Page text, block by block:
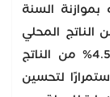
470 مليار جنيه بموازنة السنة
2023/2024 بنسبة 4% من الناتج المحلي
الإجمالي مقابل 410 مليار جنيه بنسبة 4.5% من الناتج
14.6%، وذلك استمرارًا لتحسين